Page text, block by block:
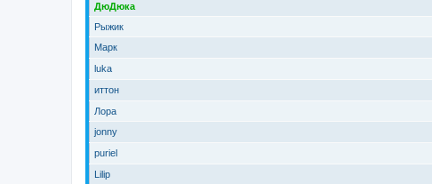
ДюДюка
Рыжик
Марк
luka
иттон
Лора
jonny
puriel
Lilip